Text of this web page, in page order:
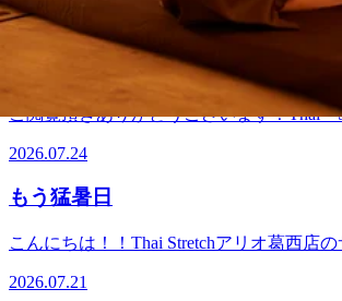
きの気持ち良さ！タイ古式ストレッチ！じ
ゆっくり伸ばす、全身ストレッチ！Thai
店＜営業時間＞10：00～21：00（最終受
東京都江戸川区東葛西9-3-3 アリオ葛西2F
り入れてみて下さいね♪ スタッフ一同、心よりご来店お待
ちしております！ 驚きの気持ち良さ！タ
チ！ じっくりほぐして、ゆっくり伸ばす
チ！ Thai Stretchアリオ葛西店 ＜営業時
00（最終受付19：50） ＜住所＞ 東京都江
内可能です！お電話ですとより詳細なお
ます！施術中ですと、すぐに対応が難し
ので留守番電話にメッセージを残して頂
タッフ一同、心よりご来店お待ちしてお
ち良さ！タイ古式ストレッチ！じっくり
時間＞10：00～21：00（最終受付19：50
は、丑の日ですね。土用の丑の日とは、
る土用の期間中に、十二支の丑にあたる
日には 「う」 のつく食べ物で無病息災を
言われています。私は一足早く昨日うな
なぎにはビタミンAやビタミンB群が豊富
発にし、体を温める効果が期待できます
養をしっかり摂って、暑い夏を乗り切りま
(土)のおすすめコースは満足度No.1 リラ
分コースです！12：00～、14：30～、17
す！お電話ですとより詳細なお時間のご
術中ですと、すぐに対応が難しい場合がご
同、心よりご来店お待ちしております！驚
2026.07.25
夜のアイスの代わりに
ご閲覧頂きありがとうございます！Thai
13：40～、7/28（火） なし7/29（水
7/30（木） 12：50～、16：00～、16：
10：10～、12：00～、 14：00～8/1（土
います！最新の予約状況は当店アプリか
認が可能です。クーポン等も掲載しており
2026.07.24
もう猛暑日
こんにちは！！Thai Stretchアリオ葛西店
る水分や塩分不足と室内外の急激な気温差
2026.07.21